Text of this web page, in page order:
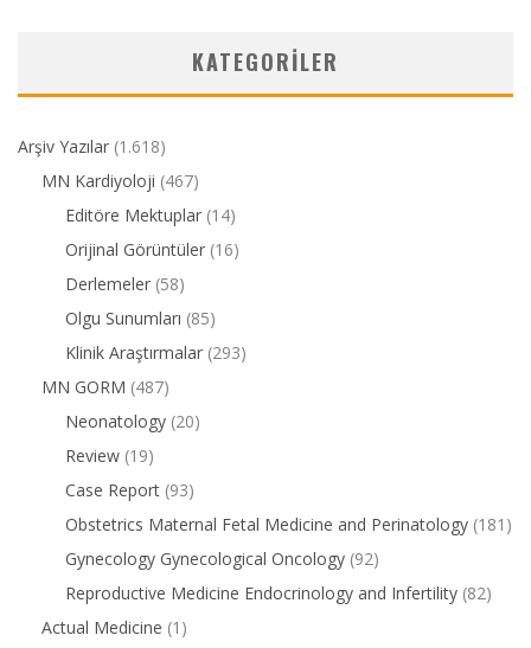
KATEGORILER
Arşiv Yazılar (1.618)
MN Kardiyoloji (467)
Editöre Mektuplar (14)
Orijinal Görüntüler (16)
Derlemeler (58)
Olgu Sunumları (85)
Klinik Araştırmalar (293)
MN GORM (487)
Neonatology (20)
Review (19)
Case Report (93)
Obstetrics Maternal Fetal Medicine and Perinatology (181)
Gynecology Gynecological Oncology (92)
Reproductive Medicine Endocrinology and Infertility (82)
Actual Medicine (1)